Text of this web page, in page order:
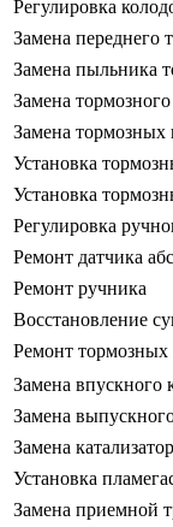
Регулировка
Замена переднего
Замена пыльника
Замена тормозного
Замена тормозных
Установка
Установка
Регулировка
Ремонт датчика абс
Ремонт ручника
Восстановление
Ремонт
Замена впускного
Замена
Замена
Установка
Замена приемной